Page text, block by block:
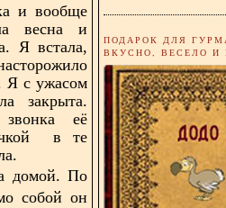
и вообще
весна и
Я встала,
Я с ужасом
закрыта.
её
в те
домой. По
собой он
ПОДАРОК ДЛЯ
ВКУСНО, ВЕСЕЛО И